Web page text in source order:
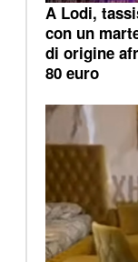
A Lodi,
con un
di origine
80 euro